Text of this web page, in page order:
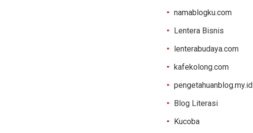
namablogku.com
Lentera Bisnis
lenterabudaya.com
kafekolong.com
pengetahuanblog.my.id
Blog Literasi
Kucoba